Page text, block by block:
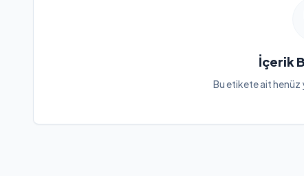
İçerik
Bu etikete ait henüz